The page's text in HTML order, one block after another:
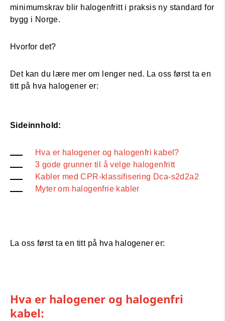
minimumskrav blir halogenfritt i praksis ny standard for
bygg i Norge.
Hvorfor det?
Det kan du lære mer om lenger ned. La oss først ta en
titt på hva halogener er:
Sideinnhold:
Hva er halogener og halogenfri kabel?
3 gode grunner til å velge halogenfritt
Kabler med CPR-klassifisering Dca-s2d2a2
Myter om halogenfrie kabler
La oss først ta en titt på hva halogener er:
Hva er halogener og halogenfri
kabel: